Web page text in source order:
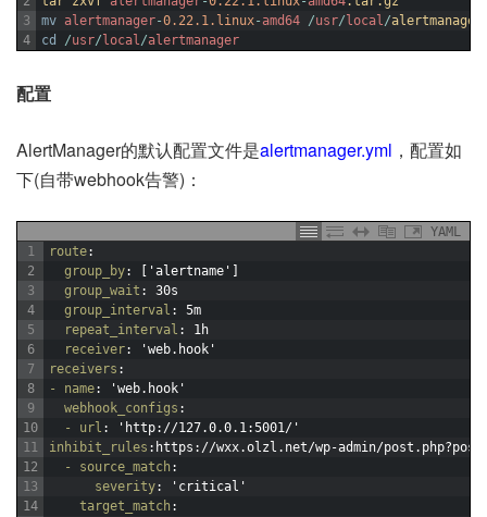
3
4
mv alertmanager-0.22.1.linux- amd64 /usr/ local/alertmanager
cd
/usr/ local/alertmanager
配置
AlertManager的默认配置文件是alertmanager.yml ，配置如
下(自带webhook告警)：
YAML
1
2
3
4
5
6
7
8
9
10
11
12
13
14
route:
group_by: ['alertname']
group_wait : 30s
group_interval : 5m
repeat_interval : 1h
receiver: 'web.hook'
receivers :
- name: 'web.hook'
webhook_configs :
- url : 'http://127.0.0.1:5001/'
inhibit_rules :https ://wxx.olzl.net/wp-admin/
- source_match :
severity: 'critical'
target_match :